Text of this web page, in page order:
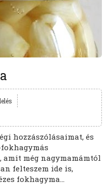
hozzászólásaimat, és
amit még nagymamámtól
felteszem ide is,
fokhagyma...